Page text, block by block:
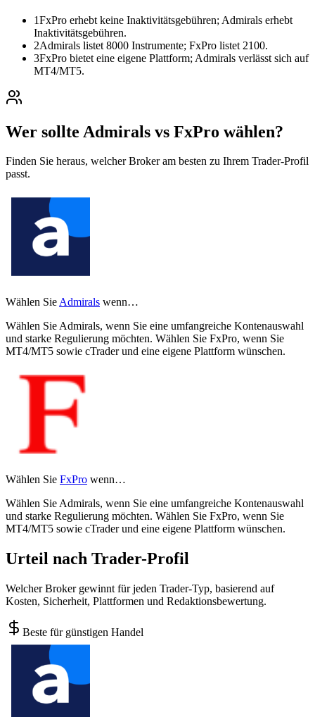
1FxPro erhebt keine Inaktivitätsgebühren; Admirals erhebt
Inaktivitätsgebühren.
2Admirals listet 8000 Instrumente; FxPro listet 2100.
3FxPro bietet eine eigene Plattform; Admirals verlässt sich auf
MT4/MT5.
Wer sollte Admirals vs FxPro wählen?
Finden Sie heraus, welcher Broker am besten zu Ihrem Trader-Profil
passt.
Wählen SieAdmirals wenn…
Wählen Sie Admirals, wenn Sie eine umfangreiche Kontenauswahl
und starke Regulierung möchten. Wählen Sie FxPro, wenn Sie
MT4/MT5 sowie cTrader und eine eigene Plattform wünschen.
Wählen Sie FxPro wenn…
Wählen Sie Admirals, wenn Sie eine umfangreiche Kontenauswahl
und starke Regulierung möchten. Wählen Sie FxPro, wenn Sie
MT4/MT5 sowie cTrader und eine eigene Plattform wünschen.
Urteil nach Trader-Profil
Welcher Broker gewinnt für jeden Trader-Typ, basierend auf
Kosten, Sicherheit, Plattformen und Redaktionsbewertung.
Beste für günstigen Handel